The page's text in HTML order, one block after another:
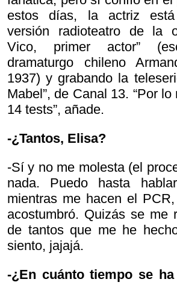
estos días, la actriz
versión radioteatro de la
Vico, primer actor”
dramaturgo chileno
1937) y grabando la
Mabel”, de Canal 13. “Por
14 tests”, añade.
-¿Tantos, Elisa?
-Sí y no me molesta (el
nada. Puedo hasta
mientras me hacen el
acostumbró. Quizás se me
de tantos que me he
siento, jajajá.
-¿En cuánto tiempo se